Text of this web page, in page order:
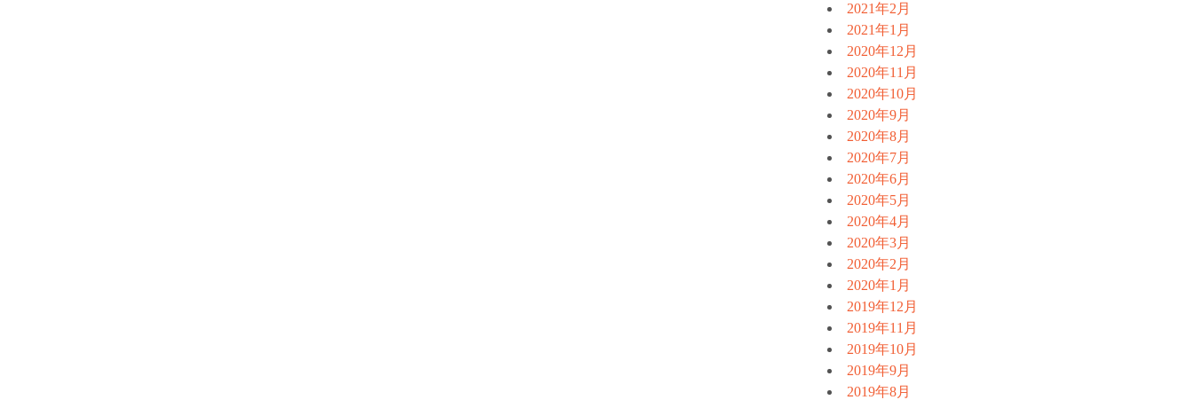
2021年2月
2021年1月
2020年12月
2020年11月
2020年10月
2020年9月
2020年8月
2020年7月
2020年6月
2020年5月
2020年4月
2020年3月
2020年2月
2020年1月
2019年12月
2019年11月
2019年10月
2019年9月
2019年8月